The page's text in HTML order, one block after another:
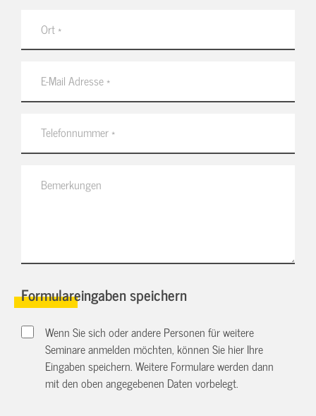
Formulareingaben speichern
Wenn Sie sich oder andere Personen für weitere
Seminare anmelden möchten, können Sie hier Ihre
Eingaben speichern. Weitere Formulare werden dann
mit den oben angegebenen Daten vorbelegt.